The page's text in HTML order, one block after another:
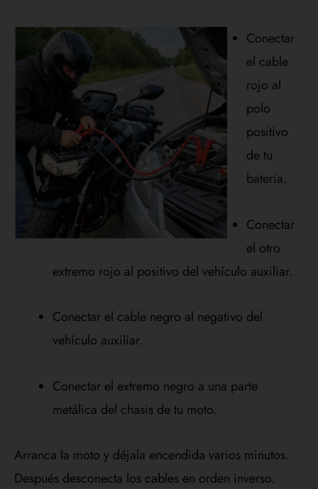
Conectar
el cable
rojo al
polo
positivo
de tu
batería.
Conectar
el otro
extremo rojo al positivo del vehículo auxiliar.
Conectar el cable negro al negativo del
vehículo auxiliar.
Conectar el extremo negro a una parte
metálica del chasis de tu moto.
Arranca la moto y déjala encendida varios minutos.
Después desconecta los cables en orden inverso.